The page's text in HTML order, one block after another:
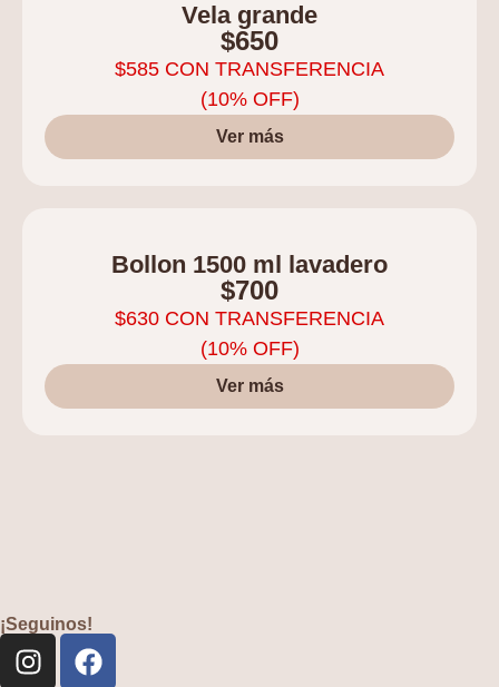
Vela grande
$650
$585 CON TRANSFERENCIA
(10% OFF)
Ver más
Bollon 1500 ml lavadero
$700
$630 CON TRANSFERENCIA
(10% OFF)
Ver más
¡Seguinos!